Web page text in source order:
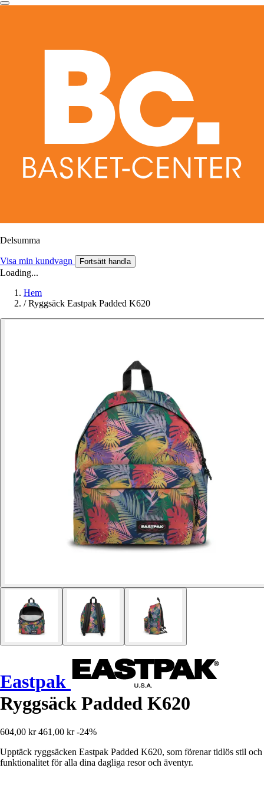
Delsumma
Visa min kundvagn Fortsätt handla
Loading...
Hem
/ Ryggsäck Eastpak Padded K620
Eastpak
Ryggsäck Padded K620
604,00 kr 461,00 kr -24%
Upptäck ryggsäcken Eastpak Padded K620, som förenar tidlös stil och
funktionalitet för alla dina dagliga resor och äventyr.